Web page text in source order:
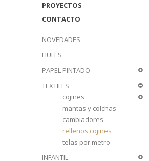
PROYECTOS
CONTACTO
NOVEDADES
HULES
PAPEL PINTADO
TEXTILES
cojines
mantas y colchas
cambiadores
rellenos cojines
telas por metro
INFANTIL